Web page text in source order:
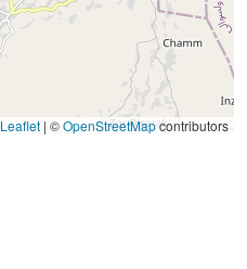
Leaflet | ©OpenStreetMapcontributors